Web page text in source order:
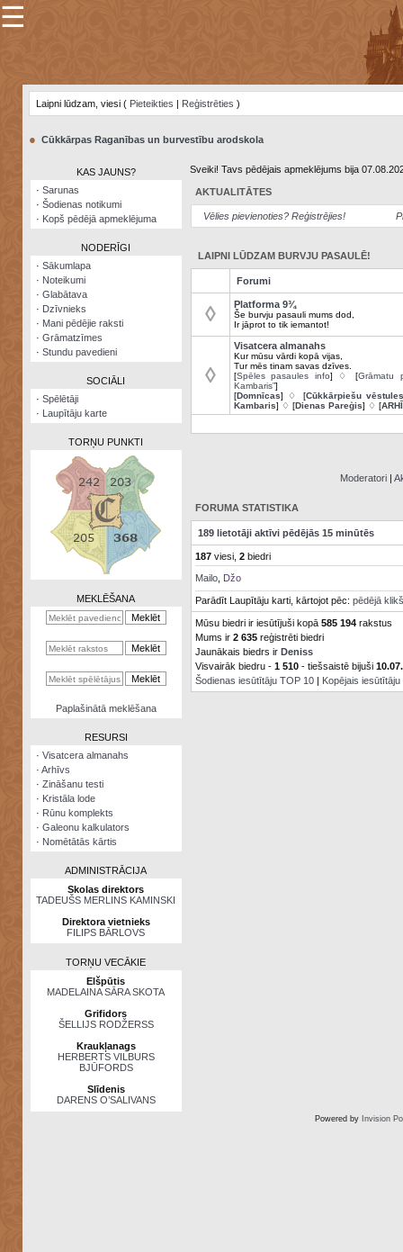
×
Šodienas
notikumi
Visatcera
almanahs
Arhīvs
Zināšanu
kalkulators
Nomētātās
☰
Laipni lūdzam, viesi ( Pieteikties | Reģistrēties )
● Cūkkārpas Raganības un burvestību arodskola
KAS JAUNS?
· Sarunas
· Šodienas notikumi
· Kopš pēdējā apmeklējuma
NODERĪGI
· Sākumlapa
· Noteikumi
· Glabātava
· Dzīvnieks
· Mani pēdējie raksti
· Grāmatzīmes
· Stundu pavedieni
SOCIĀLI
· Spēlētāji
· Laupītāju karte
TORŅU PUNKTI
MEKLĒŠANA
Paplašinātā meklēšana
RESURSI
· Visatcera almanahs
· Arhīvs
· Zināšanu testi
· Kristāla lode
· Rūnu komplekts
· Galeonu kalkulators
· Nomētātās kārtis
ADMINISTRĀCIJA
Skolas direktors
TADEUŠS MERLINS KAMINSKI
Direktora vietnieks
FILIPS BĀRLOVS
TORŅU VECĀKIE
Elšpūtis
MADELAINA SĀRA SKOTA
Grifidors
ŠELLIJS RODŽERSS
Kraukļanags
HERBERTS VILBURS
BJŪFORDS
Slīdenis
DARENS O’SALIVANS
Sveiki! Tavs pēdējais apmeklējums bija
AKTUALITĀTES
Vēlies pievienoties? Reģistrējies!
LAIPNI LŪDZAM BURVJU PASAULĒ!
Forumi
◊ Platforma 9¾
Še burvju pasauli mums dod,
Ir jāprot to tik iemantot!
◊
Visatcera almanahs
Kur mūsu vārdi kopā vijas,
Tur mēs tinam savas dzīves.
[Spēles pasaules info] ♢ [Grāmatu
Kambaris”]
[Domnīcas] ♢ [Cūkkārpiešu vēstules
Kambaris] ♢ [Dienas Pareģis] ♢ [
Moderatori |
FORUMA STATISTIKA
189 lietotāji aktīvi pēdējās 15 minūtēs
187viesi, 2biedri
Mailo, Džo
Parādīt Laupītāju karti, kārtojot pēc: pēdējā
Mūsu biedri ir iesūtījuši kopā 585 194rakstus
Mums ir 2 635reģistrēti biedri
Jaunākais biedrs ir Deniss
Visvairāk biedru - 1 510- tiešsaistē bijuši
Šodienas iesūtītāju TOP 10| Kopējais iesūtītāju
Powered by Invision